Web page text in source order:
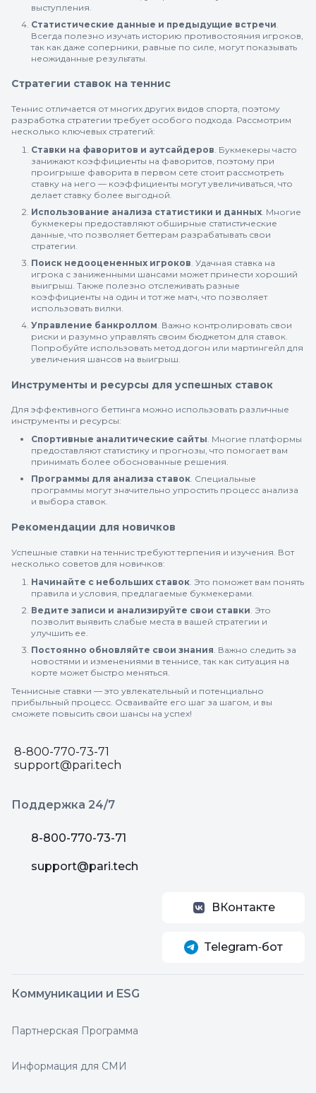
выступления.
Статистические данные и предыдущие встречи
Всегда полезно изучать историю противостояния игроков,
так как даже соперники, равные по силе, могут показывать
неожиданные результаты.
Стратегии ставок на теннис
Теннис отличается от многих других видов спорта, поэтому
разработка стратегии требует особого подхода. Рассмотрим
несколько ключевых стратегий:
Ставки на фаворитов и аутсайдеров. Букмекеры часто
занижают коэффициенты на фаворитов, поэтому при
проигрыше фаворита в первом сете стоит рассмотреть
ставку на него — коэффициенты могут увеличиваться, что
делает ставку более выгодной.
Использование анализа статистики и данных. Многие
букмекеры предоставляют обширные статистические
данные, что позволяет беттерам разрабатывать свои
стратегии.
Поиск недооцененных игроков. Удачная ставка на
игрока с заниженными шансами может принести хороший
выигрыш. Также полезно отслеживать разные
коэффициенты на один и тот же матч, что позволяет
использовать вилки.
Управление банкроллом. Важно контролировать свои
риски и разумно управлять своим бюджетом для ставок.
Попробуйте использовать метод догон или мартингейл для
увеличения шансов на выигрыш.
Инструменты и ресурсы для успешных ставок
Для эффективного беттинга можно использовать различные
инструменты и ресурсы:
Спортивные аналитические сайты. Многие платформы
предоставляют статистику и прогнозы, что помогает вам
принимать более обоснованные решения.
Программы для анализа ставок. Специальные
программы могут значительно упростить процесс анализа
и выбора ставок.
Рекомендации для новичков
Успешные ставки на теннис требуют терпения и изучения. Вот
несколько советов для новичков:
Начинайте с небольших ставок . Это поможет вам понять
правила и условия, предлагаемые букмекерами.
Ведите записи и анализируйте свои ставки . Это
позволит выявить слабые места в вашей стратегии и
улучшить ее.
Постоянно обновляйте свои знания . Важно следить за
новостями и изменениями в теннисе, так как ситуация на
корте может быстро меняться.
Теннисные ставки — это увлекательный и потенциально
прибыльный процесс. Осваивайте его шаг за шагом, и вы
сможете повысить свои шансы на успех!
8-800-770-73-71
support@pari.tech
Поддержка 24/7
8-800-770-73-71
support@pari.tech
ВКонтакте
Telegram‑бот
Коммуникации и ESG
Партнерская Программа
Информация для СМИ